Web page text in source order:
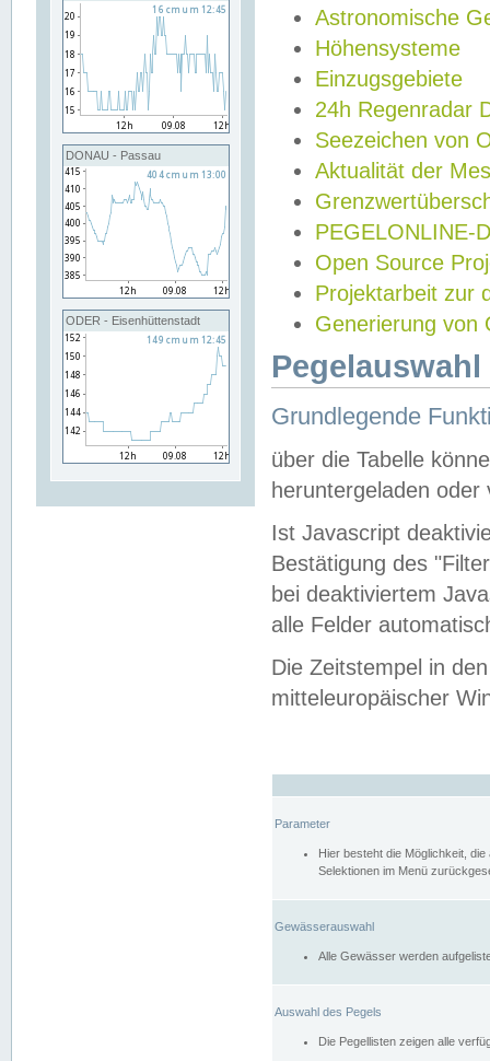
DONAU - Passau
ODER - Eisenhüttenstadt
Astronomische
Höhensysteme
Einzugsgebiete
24h Regenradar
Seezeichen von
Aktualität der
PEGELONLINE-
Open Source
Projektarbeit zur
Generierung von
Grundlegende
über die Tabelle
heruntergeladen oder
Ist Javascript
Bestätigung des
bei deaktiviertem
alle Felder
Die Zeitstempel in
mitteleuropäischer
Parameter
Hier besteht die Möglichkeit,
Selektionen im Menü
Gewässerauswahl
Alle Gewässer werden
Auswahl des Pegels
Die Pegellisten zeigen alle